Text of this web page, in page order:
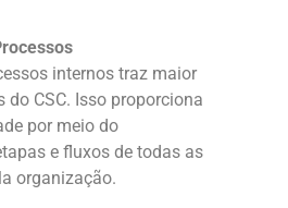
internos traz maior
do CSC. Isso proporciona
por meio do
e fluxos de todas as
organização.